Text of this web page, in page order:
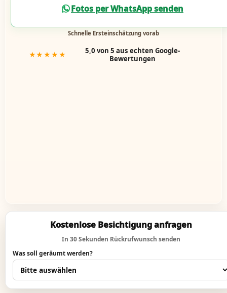
Fotos per WhatsApp senden
Schnelle Ersteinschätzung vorab
★★★★★
5,0 von 5 aus echten Google-
Bewertungen
Kostenlose Besichtigung anfragen
In 30 Sekunden Rückrufwunsch senden
Was soll geräumt werden?